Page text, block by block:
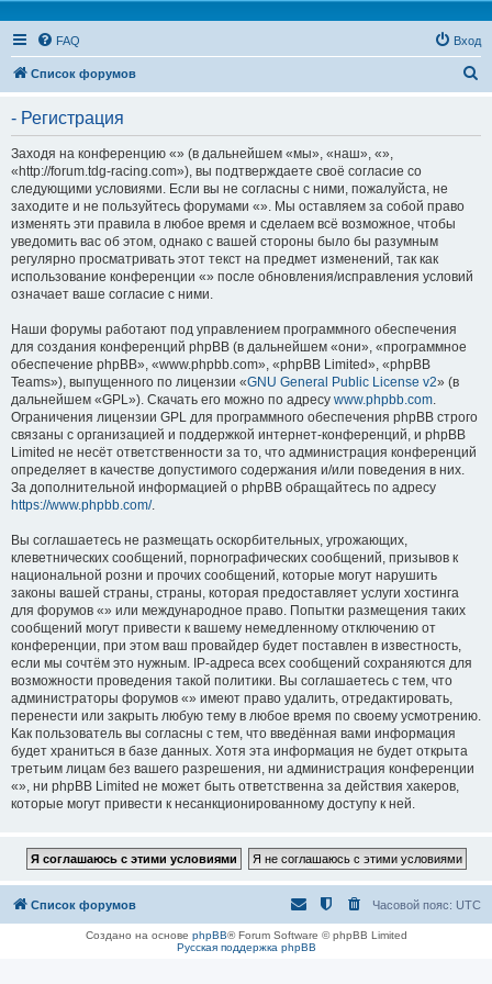
FAQ Вход
Список форумов
- Регистрация
Заходя на конференцию «» (в дальнейшем «мы», «наш», «»,
«http://forum.tdg-racing.com»), вы подтверждаете своё согласие со
следующими условиями. Если вы не согласны с ними, пожалуйста, не
заходите и не пользуйтесь форумами «». Мы оставляем за собой право
изменять эти правила в любое время и сделаем всё возможное, чтобы
уведомить вас об этом, однако с вашей стороны было бы разумным
регулярно просматривать этот текст на предмет изменений, так как
использование конференции «» после обновления/исправления условий
означает ваше согласие с ними.
Наши форумы работают под управлением программного обеспечения
для создания конференций phpBB (в дальнейшем «они», «программное
обеспечение phpBB», «www.phpbb.com», «phpBB Limited», «phpBB
Teams»), выпущенного по лицензии «GNU General Public License v2» (в
дальнейшем «GPL»). Скачать его можно по адресу www.phpbb.com.
Ограничения лицензии GPL для программного обеспечения phpBB строго
связаны с организацией и поддержкой интернет-конференций, и phpBB
Limited не несёт ответственности за то, что администрация конференций
определяет в качестве допустимого содержания и/или поведения в них.
За дополнительной информацией о phpBB обращайтесь по адресу
https://www.phpbb.com/.
Вы соглашаетесь не размещать оскорбительных, угрожающих,
клеветнических сообщений, порнографических сообщений, призывов к
национальной розни и прочих сообщений, которые могут нарушить
законы вашей страны, страны, которая предоставляет услуги хостинга
для форумов «» или международное право. Попытки размещения таких
сообщений могут привести к вашему немедленному отключению от
конференции, при этом ваш провайдер будет поставлен в известность,
если мы сочтём это нужным. IP-адреса всех сообщений сохраняются для
возможности проведения такой политики. Вы соглашаетесь с тем, что
администраторы форумов «» имеют право удалить, отредактировать,
перенести или закрыть любую тему в любое время по своему усмотрению.
Как пользователь вы согласны с тем, что введённая вами информация
будет храниться в базе данных. Хотя эта информация не будет открыта
третьим лицам без вашего разрешения, ни администрация конференции
«», ни phpBB Limited не может быть ответственна за действия хакеров,
которые могут привести к несанкционированному доступу к ней.
Список форумов Часовой пояс: UTC
Создано на основе phpBB® Forum Software © phpBB Limited
Русская поддержка phpBB